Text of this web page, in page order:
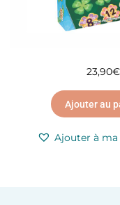
23,90€
Ajouter au
Ajouter à